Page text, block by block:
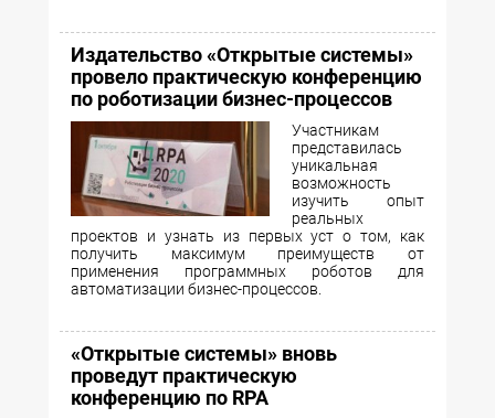
Издательство «Открытые системы»
провело практическую конференцию
по роботизации бизнес-процессов
Участникам
представилась
уникальная
возможность
изучить опыт
реальных
проектов и узнать из первых уст о том, как
получить максимум преимуществ от
применения программных роботов для
автоматизации бизнес-процессов.
«Открытые системы» вновь
проведут практическую
конференцию по RPA